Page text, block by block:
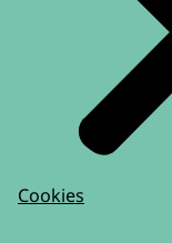
Cookies